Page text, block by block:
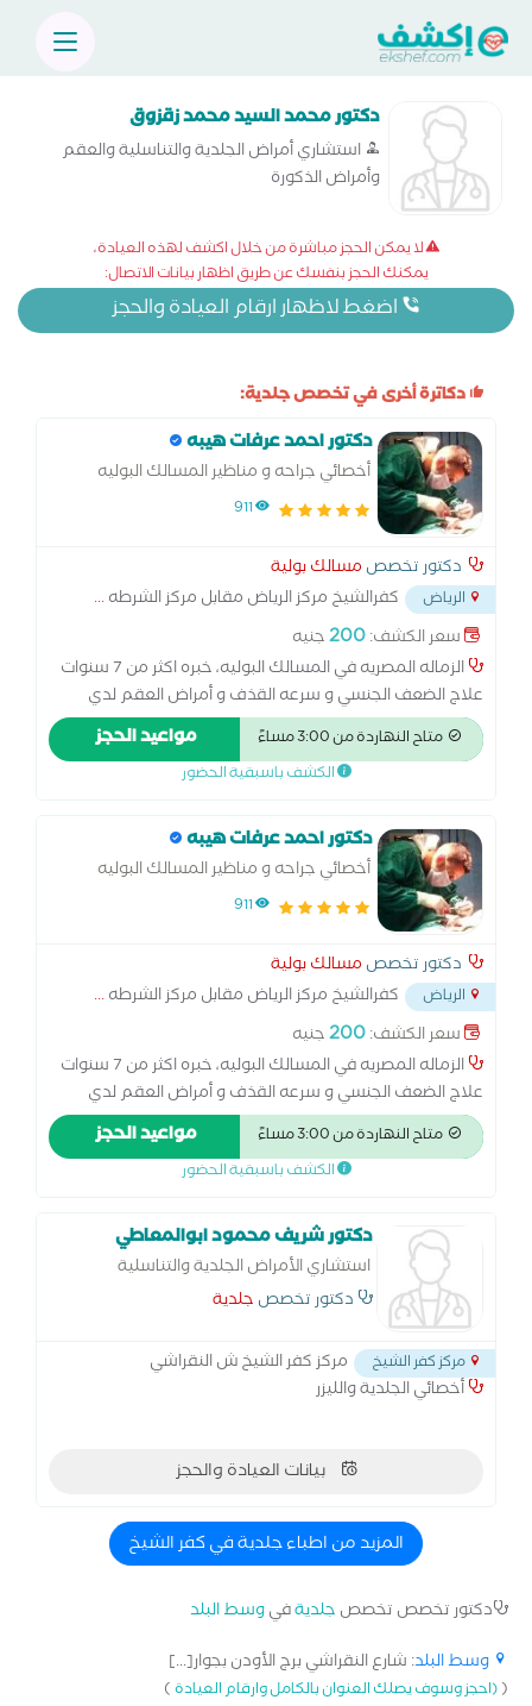
دكتور محمد السيد محمد زقزوق
استشاري أمراض الجلدية والتناسلية والعقم
وأمراض الذكورة
لا يمكن الحجز مباشرة من خلال اكشف لهذه العيادة،
يمكنك الحجز بنفسك عن طريق اظهار بيانات الاتصال:
اضغط لاظهار ارقام العيادة والحجز
دكاترة أخرى في تخصص جلدية:
دكتور احمد عرفات هيبه
أخصائي جراحه و مناظير المسالك البوليه
911
دكتور تخصص مسالك بولية
الرياض كفرالشيخ مركز الرياض مقابل مركز الشرطه...
سعر الكشف:200جنيه
الزماله المصريه في المسالك البوليه، خبره اكثر من 7 سنوات
علاج الضعف الجنسي و سرعه القذف و أمراض العقم لدي
الرجال
متاح النهاردة من 3:00 مساءً مواعيد الحجز
الكشف باسبقية الحضور
دكتور احمد عرفات هيبه
أخصائي جراحه و مناظير المسالك البوليه
911
دكتور تخصص مسالك بولية
الرياض كفرالشيخ مركز الرياض مقابل مركز الشرطه...
سعر الكشف:200جنيه
الزماله المصريه في المسالك البوليه، خبره اكثر من 7 سنوات
علاج الضعف الجنسي و سرعه القذف و أمراض العقم لدي
الرجال
متاح النهاردة من 3:00 مساءً مواعيد الحجز
الكشف باسبقية الحضور
دكتور شريف محمود ابوالمعاطي
استشاري الأمراض الجلدية والتناسلية
دكتور تخصص جلدية
مركز كفر الشيخ
مركز كفر الشيخ ش النقراشي
أخصائي الجلدية والليزر
بيانات العيادة والحجز
المزيد من اطباء جلدية في كفر الشيخ
دكتور تخصص تخصص جلديةفيوسط البلد
وسط البلد: شارع النقراشي برج الأودن بجوار[...]
((احجز وسوف يصلك العنوان بالكامل وارقام العيادة)